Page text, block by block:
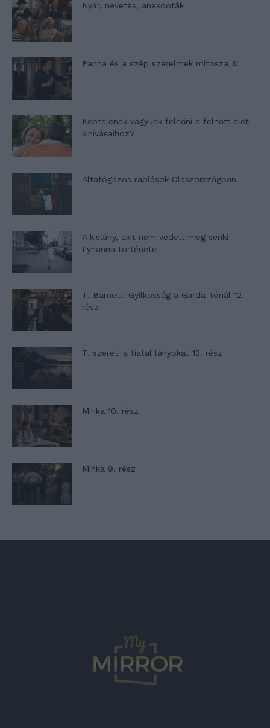
Nyár, nevetés, anekdoták
Panna és a szép szerelmek mítosza 3.
Képtelenek vagyunk felnőni a felnőtt élet
kihívásaihoz?
Altatógázos rablások Olaszországban
A kislány, akit nem védett meg senki –
Lyhanna története
T. Barnett: Gyilkosság a Garda-tónál 12.
rész
T. szereti a fiatal lányokat 13. rész
Minka 10. rész
Minka 9. rész